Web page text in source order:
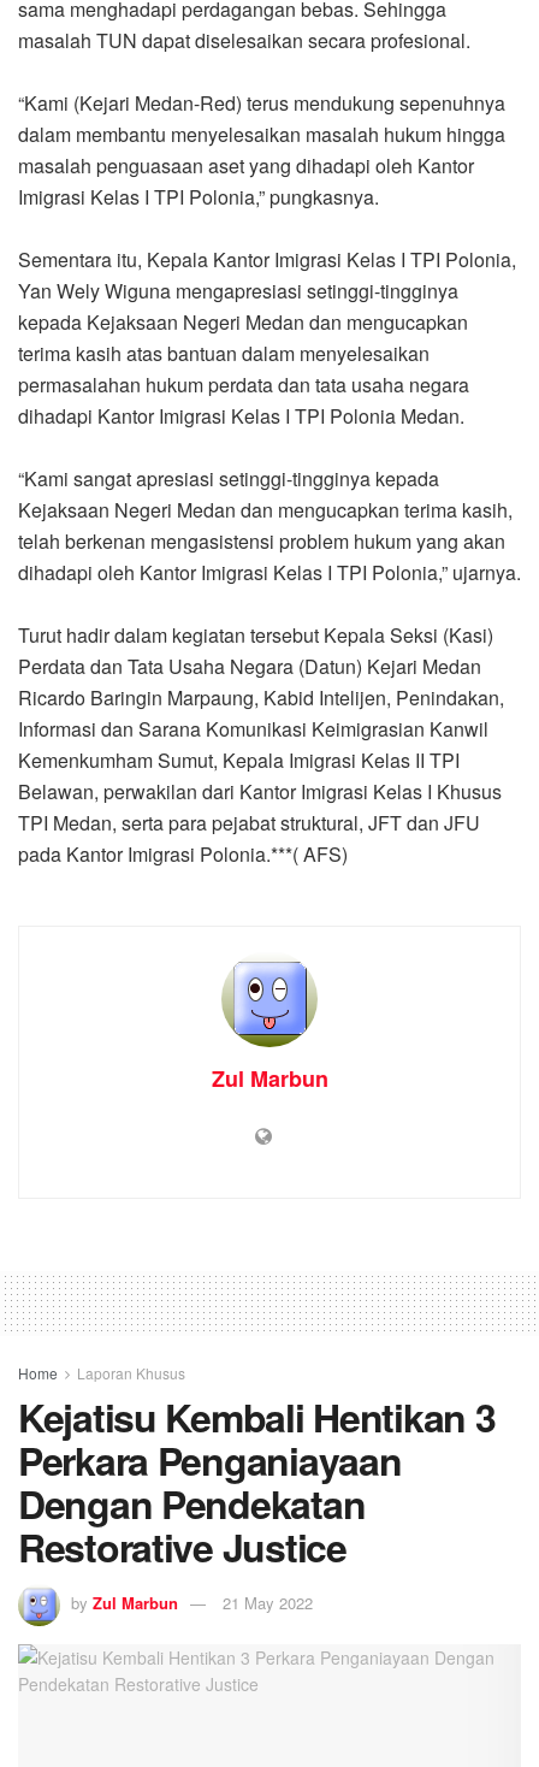
sama menghadapi perdagangan bebas. Sehingga
masalah TUN dapat diselesaikan secara profesional.
“Kami (Kejari Medan-Red) terus mendukung sepenuhnya
dalam membantu menyelesaikan masalah hukum hingga
masalah penguasaan aset yang dihadapi oleh Kantor
Imigrasi Kelas I TPI Polonia,” pungkasnya.
Sementara itu, Kepala Kantor Imigrasi Kelas I TPI Polonia,
Yan Wely Wiguna mengapresiasi setinggi-tingginya
kepada Kejaksaan Negeri Medan dan mengucapkan
terima kasih atas bantuan dalam menyelesaikan
permasalahan hukum perdata dan tata usaha negara
dihadapi Kantor Imigrasi Kelas I TPI Polonia Medan.
“Kami sangat apresiasi setinggi-tingginya kepada
Kejaksaan Negeri Medan dan mengucapkan terima kasih,
telah berkenan mengasistensi problem hukum yang akan
dihadapi oleh Kantor Imigrasi Kelas I TPI Polonia,” ujarnya.
Turut hadir dalam kegiatan tersebut Kepala Seksi (Kasi)
Perdata dan Tata Usaha Negara (Datun) Kejari Medan
Ricardo Baringin Marpaung, Kabid Intelijen, Penindakan,
Informasi dan Sarana Komunikasi Keimigrasian Kanwil
Kemenkumham Sumut, Kepala Imigrasi Kelas II TPI
Belawan, perwakilan dari Kantor Imigrasi Kelas I Khusus
TPI Medan, serta para pejabat struktural, JFT dan JFU
pada Kantor Imigrasi Polonia.***( AFS)
Zul Marbun
Home Laporan Khusus
Kejatisu Kembali Hentikan 3
Perkara Penganiayaan
Dengan Pendekatan
Restorative Justice
by Zul Marbun 21 May 2022